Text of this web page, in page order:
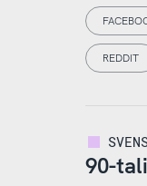
REDDIT
90-